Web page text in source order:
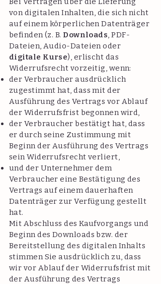
von digitalen Inhalten, die sich nicht
auf einem körperlichen Datenträger
befinden (z. B. Downloads, PDF-
Dateien, Audio-Dateien oder
digitale Kurse), erlischt das
Widerrufsrecht vorzeitig, wenn:
der Verbraucher ausdrücklich
zugestimmt hat, dass mit der
Ausführung des Vertrags vor Ablauf
der Widerrufsfrist begonnen wird,
der Verbraucher bestätigt hat, dass
er durch seine Zustimmung mit
Beginn der Ausführung des Vertrags
sein Widerrufsrecht verliert,
und der Unternehmer dem
Verbraucher eine Bestätigung des
Vertrags auf einem dauerhaften
Datenträger zur Verfügung gestellt
hat.
Mit Abschluss des Kaufvorgangs und
Beginn des Downloads bzw. der
Bereitstellung des digitalen Inhalts
stimmen Sie ausdrücklich zu, dass
wir vor Ablauf der Widerrufsfrist mit
der Ausführung des Vertrags